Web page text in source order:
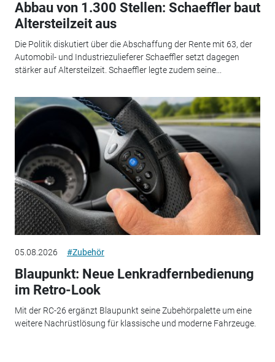
Abbau von 1.300 Stellen: Schaeffler baut
Altersteilzeit aus
Die Politik diskutiert über die Abschaffung der Rente mit 63, der
Automobil- und Industriezulieferer Schaeffler setzt dagegen
stärker auf Altersteilzeit. Schaeffler legte zudem seine...
05.08.2026 #Zubehör
Blaupunkt: Neue Lenkradfernbedienung
im Retro-Look
Mit der RC-26 ergänzt Blaupunkt seine Zubehörpalette um eine
weitere Nachrüstlösung für klassische und moderne Fahrzeuge.